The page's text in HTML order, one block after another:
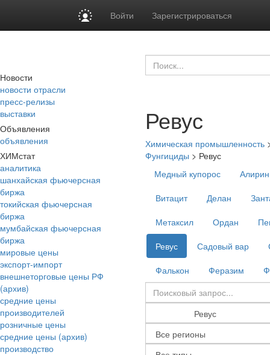
Войти Зарегистрироваться
Новости
новости отрасли
пресс-релизы
выставки
Объявления
объявления
ХИМстат
аналитика
шанхайская фьючерсная
биржа
токийская фьючерсная
биржа
мумбайская фьючерсная
биржа
мировые цены
экспорт-импорт
внешнеторговые цены РФ
(архив)
средние цены
производителей
розничные цены
средние цены (архив)
производство
Ревус
Химическая промышленность
Фунгициды > Ревус
Медный купорос
Алирин
Витацит
Делан
Метаксил
Ордан
Ревус
Садовый вар
Фалькон
Феразим